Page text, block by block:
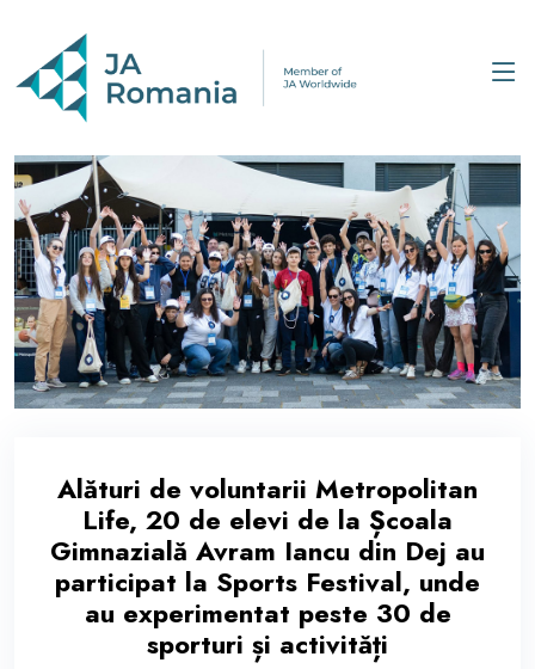
Alături de voluntarii Metropolitan
Life, 20 de elevi de la Școala
Gimnazială Avram Iancu din Dej au
participat la Sports Festival, unde
au experimentat peste 30 de
sporturi și activități